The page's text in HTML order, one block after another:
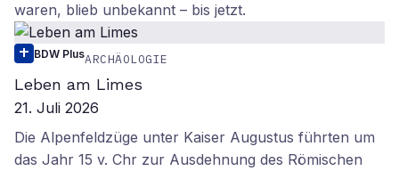
waren, blieb unbekannt – bis jetzt.
BDW PlusARCHÄOLOGIE
Leben am Limes
21. Juli 2026
Die Alpenfeldzüge unter Kaiser Augustus führten um
das Jahr 15 v. Chr zur Ausdehnung des Römischen